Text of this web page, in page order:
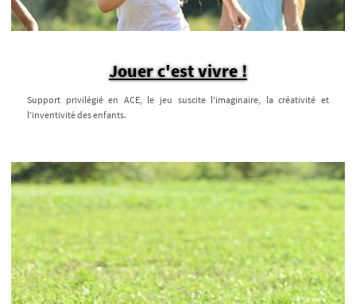
Jouer c'est vivre !
Support privilégié en ACE, le jeu suscite l'imaginaire, la créativité et
l’inventivité des enfants.